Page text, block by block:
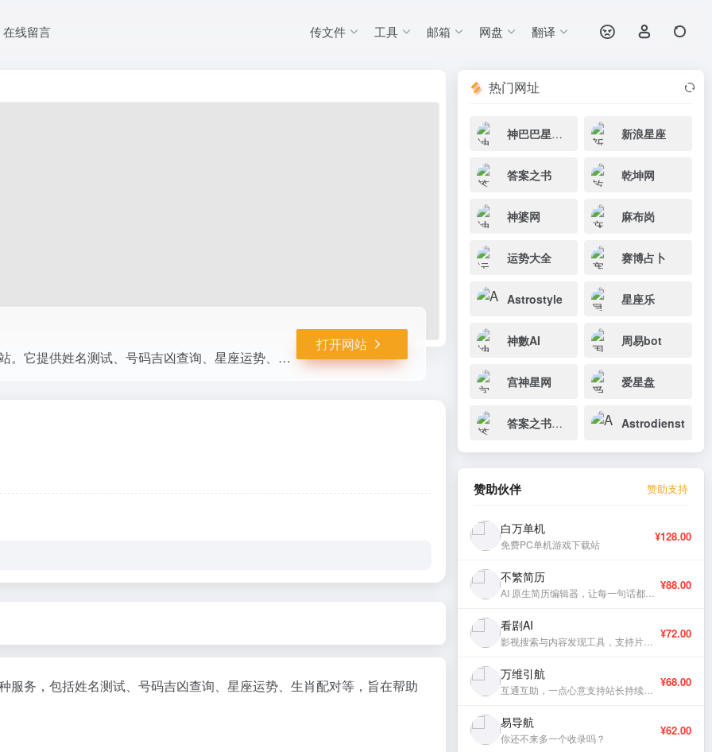
在线留言 传文件 工具 邮箱 网盘 翻译
专注于传统民俗文化和现代生活服务的综合性网站。它提供姓名测试、号码吉凶查询、星座运势、生肖配对等多种服务，内容丰富，专业性强，适合对传统文化和现代生活服务感兴趣的用户。
打开网站
务，包括姓名测试、号码吉凶查询、星座运势、生肖配对等，旨在帮助
热门网址
神巴巴星座网 新浪星座
答案之书 乾坤网
神婆网 麻布岗
运势大全 赛博占卜
Astrostyle 星座乐
神數AI 周易bot
宫神星网 爱星盘
答案之书在线 Astrodienst
赞助伙伴 赞助支持
白万单机
免费PC单机游戏下载站
¥128.00
不繁简历 ¥88.00
看剧AI ¥72.00
万维引航 ¥68.00
易导航
你还不来多一个收录吗？
¥62.00